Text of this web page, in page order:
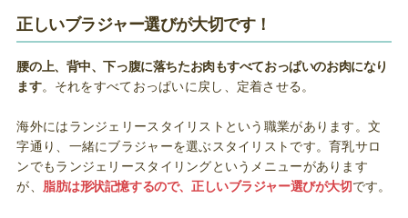
正しいブラジャー選びが大切です！
腰の上、背中、下っ腹に落ちたお肉もすべておっぱいのお肉になり
ます。それをすべておっぱいに戻し、定着させる。
海外にはランジェリースタイリストという職業があります。文
字通り、一緒にブラジャーを選ぶスタイリストです。育乳サロ
ンでもランジェリースタイリングというメニューがあります
が、 脂肪は形状記憶するので、正しいブラジャー選びが大切です。